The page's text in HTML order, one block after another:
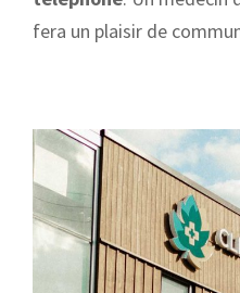
fera un plaisir de